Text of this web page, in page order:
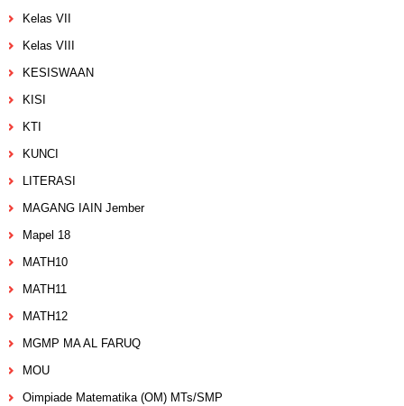
Kelas VII
Kelas VIII
KESISWAAN
KISI
KTI
KUNCI
LITERASI
MAGANG IAIN Jember
Mapel 18
MATH10
MATH11
MATH12
MGMP MA AL FARUQ
MOU
Oimpiade Matematika (OM) MTs/SMP